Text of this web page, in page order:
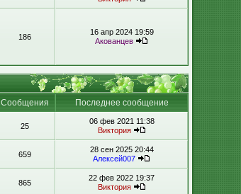
186
16 апр 2024 19:59
Акованцев
Сообщения
Последнее сообщение
25
06 фев 2021 11:38
Виктория
659
28 сен 2025 20:44
Алексей007
865
22 фев 2022 19:37
Виктория